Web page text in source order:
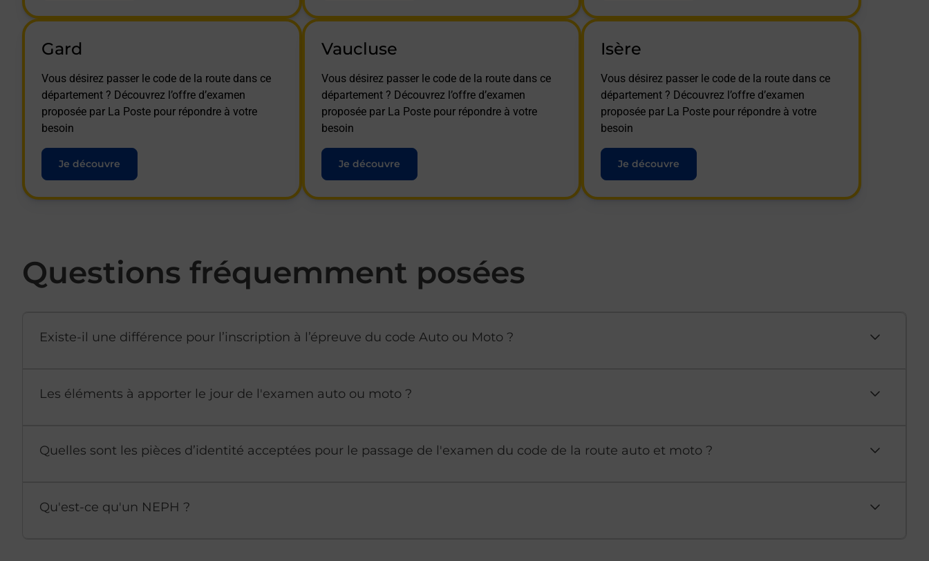
Gard
Vous désirez passer le code de la route dans ce
département ? Découvrez l’offre d’examen
proposée par La Poste pour répondre à votre
besoin
Je découvre
Vaucluse
Vous désirez passer le code de la route dans ce
département ? Découvrez l’offre d’examen
proposée par La Poste pour répondre à votre
besoin
Je découvre
Isère
Vous désirez passer le code de la route dans ce
département ? Découvrez l’offre d’examen
proposée par La Poste pour répondre à votre
besoin
Je découvre
Questions fréquemment posées
Existe-il une différence pour l’inscription à l’épreuve du code Auto ou Moto ?
Les éléments à apporter le jour de l'examen auto ou moto ?
Quelles sont les pièces d’identité acceptées pour le passage de l'examen du code de la route auto et moto ?
Qu'est-ce qu'un NEPH ?